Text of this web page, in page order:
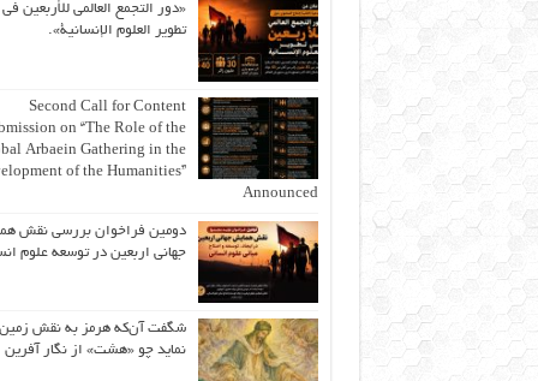
«دور التجمع العالمي للأربعين في
تطوير العلوم الإنسانية».
Second Call for Content
on “The Role of the
Arbaein Gathering in the
of the Humanities”
Announced
دومین فراخوان بررسی نقش
جهانی اربعین در توسعه علوم
شگفت آن‌که هرمز به نقش زمین
نماید چو «هشت» از نگار آفرین